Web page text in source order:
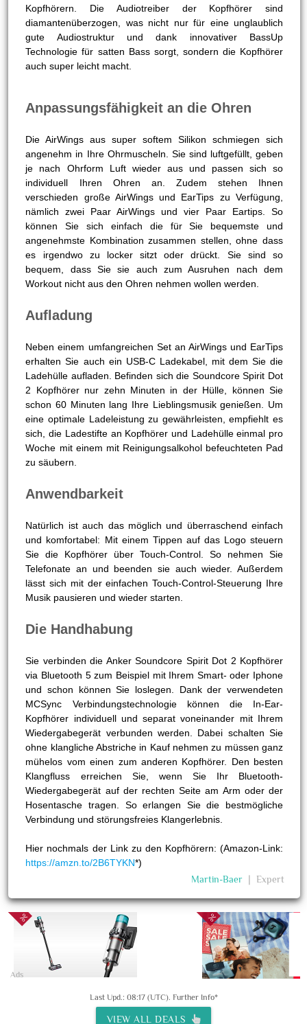
Kopfhörern. Die Audiotreiber der Kopfhörer sind
diamantenüberzogen, was nicht nur für eine unglaublich
gute Audiostruktur und dank innovativer BassUp
Technologie für satten Bass sorgt, sondern die Kopfhörer
auch super leicht macht.
Anpassungsfähigkeit an die Ohren
Die AirWings aus super softem Silikon schmiegen sich
angenehm in Ihre Ohrmuscheln. Sie sind luftgefüllt, geben
je nach Ohrform Luft wieder aus und passen sich so
individuell Ihren Ohren an. Zudem stehen Ihnen
verschieden große AirWings und EarTips zu Verfügung,
nämlich zwei Paar AirWings und vier Paar Eartips. So
können Sie sich einfach die für Sie bequemste und
angenehmste Kombination zusammen stellen, ohne dass
es irgendwo zu locker sitzt oder drückt. Sie sind so
bequem, dass Sie sie auch zum Ausruhen nach dem
Workout nicht aus den Ohren nehmen wollen werden.
Aufladung
Neben einem umfangreichen Set an AirWings und EarTips
erhalten Sie auch ein USB-C Ladekabel, mit dem Sie die
Ladehülle aufladen. Befinden sich die Soundcore Spirit Dot
2 Kopfhörer nur zehn Minuten in der Hülle, können Sie
schon 60 Minuten lang Ihre Lieblingsmusik genießen. Um
eine optimale Ladeleistung zu gewährleisten, empfiehlt es
sich, die Ladestifte an Kopfhörer und Ladehülle einmal pro
Woche mit einem mit Reinigungsalkohol befeuchteten Pad
zu säubern.
Anwendbarkeit
Natürlich ist auch das möglich und überraschend einfach
und komfortabel: Mit einem Tippen auf das Logo steuern
Sie die Kopfhörer über Touch-Control. So nehmen Sie
Telefonate an und beenden sie auch wieder. Außerdem
lässt sich mit der einfachen Touch-Control-Steuerung Ihre
Musik pausieren und wieder starten.
Die Handhabung
Sie verbinden die Anker Soundcore Spirit Dot 2 Kopfhörer
via Bluetooth 5 zum Beispiel mit Ihrem Smart- oder Iphone
und schon können Sie loslegen. Dank der verwendeten
MCSync Verbindungstechnologie können die In-Ear-
Kopfhörer individuell und separat voneinander mit Ihrem
Wiedergabegerät verbunden werden. Dabei schalten Sie
ohne klangliche Abstriche in Kauf nehmen zu müssen ganz
mühelos vom einen zum anderen Kopfhörer. Den besten
Klangfluss erreichen Sie, wenn Sie Ihr Bluetooth-
Wiedergabegerät auf der rechten Seite am Arm oder der
Hosentasche tragen. So erlangen Sie die bestmögliche
Verbindung und störungsfreies Klangerlebnis.
Hier nochmals der Link zu den Kopfhörern: (Amazon-Link:
https://amzn.to/2B6TYKN*)
Martin-Baer
Expert
Ads
Last Upd.: 08:17 (UTC). Further Info*
VIEW ALL DEALS